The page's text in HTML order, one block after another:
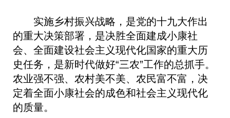
实施乡村振兴战略，是党的十九大作出
的重大决策部署，是决胜全面建成小康社
会、全面建设社会主义现代化国家的重大历
史任务，是新时代做好“三农”工作的总抓手。
农业强不强、农村美不美、农民富不富，决
定着全面小康社会的成色和社会主义现代化
的质量。